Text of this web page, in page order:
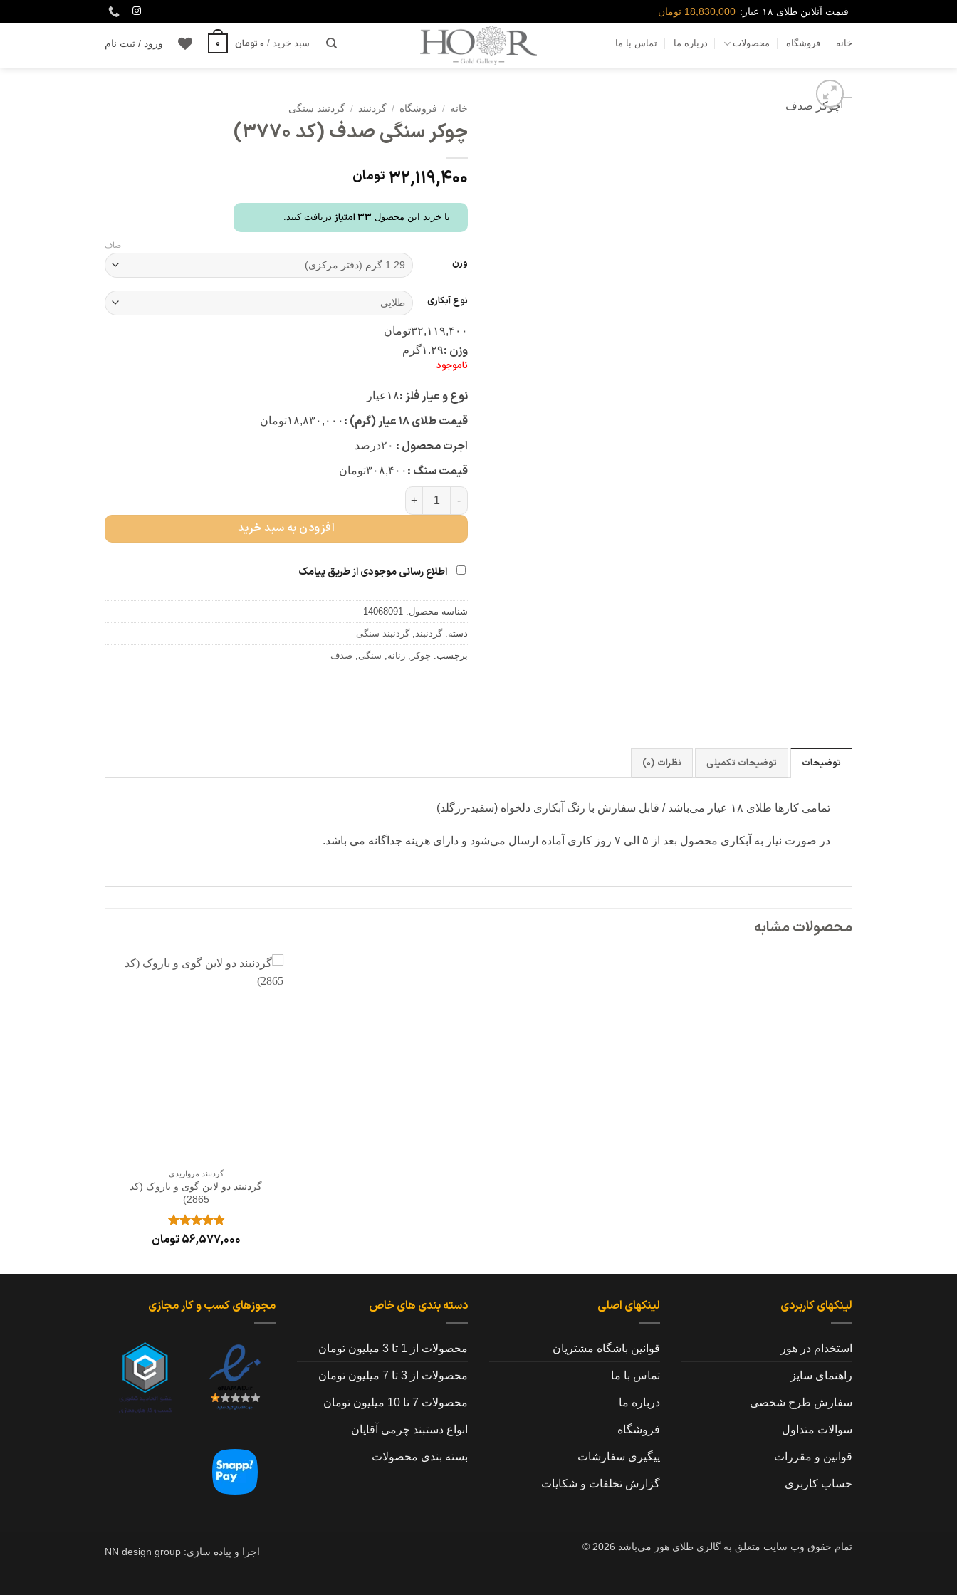
to
قیمت آنلاین طلای ۱۸ عیار: 18,830,000 تومان
خانه فروشگاه محصولات درباره ما تماس با ما سبد خرید / 0 تومان 0 ورود / ثبت نام
خانه / فروشگاه / گردنبند / گردنبند سنگی
چوکر سنگی صدف (کد 3770)
32,119,400 تومان
با خرید این محصول 33امتیاز دریافت کنید.
وزن
نوع آبکاری
صاف
۳۲,۱۱۹,۴۰۰تومان
وزن :۱.۲۹گرم
ناموجود
نوع و عیار فلز :۱۸ عیار
قیمت طلای ۱۸ عیار (گرم) : ۱۸,۸۳۰,۰۰۰تومان
اجرت محصول : ۲۰درصد
قیمت سنگ : ۳۰۸,۴۰۰تومان
چوکر سنگی صدف (کد 3770) عدد
افزودن به سبد خرید
اطلاع رسانی موجودی از طریق پیامک
شناسه محصول: 14068091
دسته:گردنبند,گردنبند سنگی
برچسب: چوکر , زنانه, سنگی, صدف
توضیحات توضیحات تکمیلی نظرات (0)
تمامی کارها طلای ۱۸ عیار می‌باشد / قابل سفارش با رنگ آبکاری دلخواه (سفید-رزگلد)
در صورت نیاز به آبکاری محصول بعد از ۵ الی ۷ روز کاری آماده ارسال می‌شود و دارای هزینه جداگانه می باشد.
محصولات مشابه
گردنبند مرواریدی
گردنبند دو لاین گوی و باروک (کد
2865)
نمره 5از
5
56,577,000تومان
لینکهای کاربردی
استخدام در هور
راهنمای سایز
سفارش طرح شخصی
سوالات متداول
قوانین و مقررات
حساب کاربری
لینکهای اصلی
قوانین باشگاه مشتریان
تماس با ما
درباره ما
فروشگاه
پیگیری سفارشات
گزارش تخلفات و شکایات
دسته بندی های خاص
محصولات از 1 تا 3 میلیون تومان
محصولات از 3 تا 7 میلیون تومان
محصولات 7 تا 10 میلیون تومان
انواع دستبند چرمی آقایان
بسته بندی محصولات
مجوزهای کسب و کار مجازی
اجرا و پیاده سازی: NN design group تمام حقوق وب سایت متعلق به گالری طلای هور می‌باشد 2026 ©